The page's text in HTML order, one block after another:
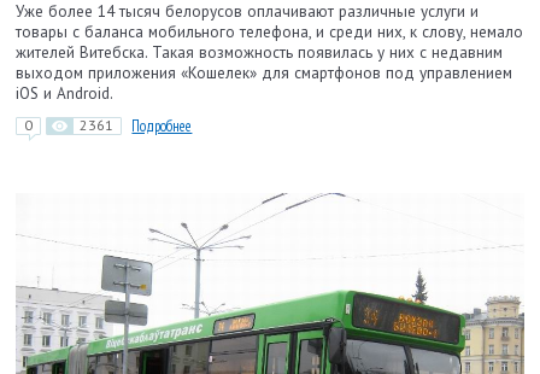
Уже более 14 тысяч белорусов оплачивают различные услуги и
товары с баланса мобильного телефона, и среди них, к слову, немало
жителей Витебска. Такая возможность появилась у них с недавним
выходом приложения «Кошелек» для смартфонов под управлением
iOS и Android.
0 2361 Подробнее